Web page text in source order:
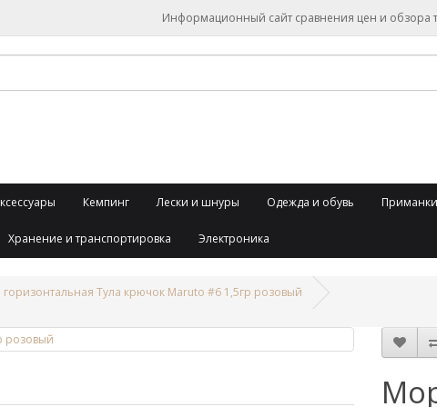
Информационный сайт сравнения цен и обзора
Кемпинг Лески и шнуры Одежда и обувь Приманки
Хранение и транспортировка Электроника
Тула крючок Maruto #6 1,5гр розовый